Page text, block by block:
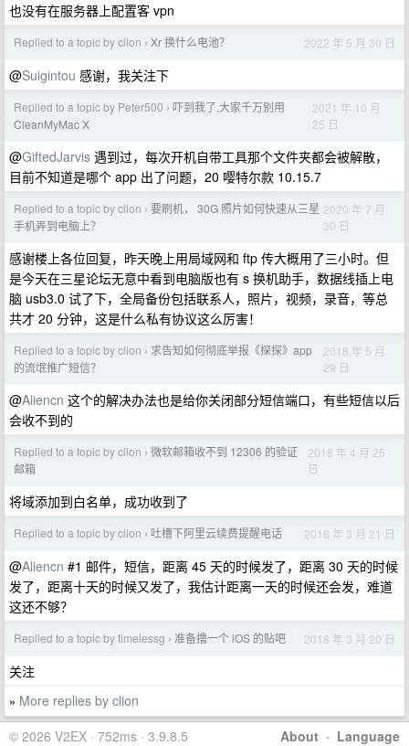
也没有在服务器上配置客 vpn
Replied to a topic by clion › Xr 换什么电池？ 2022 年 5 月 30 日
@Suigintou 感谢，我关注下
Replied to a topic by Peter500 › 吓到我了,大家千万别用
CleanMyMac X
2021 年 10 月
25 日
@GiftedJarvis 遇到过，每次开机自带工具那个文件夹都会被解散，
目前不知道是哪个 app 出了问题，20 嘤特尔款 10.15.7
Replied to a topic by clion › 要刷机， 30G 照片如何快速从三星
手机弄到电脑上？
2020 年 7 月
30 日
感谢楼上各位回复，昨天晚上用局域网和 ftp 传大概用了三小时。但
是今天在三星论坛无意中看到电脑版也有 s 换机助手，数据线插上电
脑 usb3.0 试了下，全局备份包括联系人，照片，视频，录音，等总
共才 20 分钟，这是什么私有协议这么厉害！
Replied to a topic by clion › 求告知如何彻底举报《探探》app
的流氓推广短信？
2018 年 5 月
29 日
@Aliencn 这个的解决办法也是给你关闭部分短信端口，有些短信以后
会收不到的
Replied to a topic by clion › 微软邮箱收不到 12306 的验证
邮箱
2018 年 4 月 25
日
将域添加到白名单，成功收到了
Replied to a topic by clion › 吐槽下阿里云续费提醒电话 2018 年 3 月 21 日
@Aliencn #1 邮件，短信，距离 45 天的时候发了，距离 30 天的时候
发了，距离十天的时候又发了，我估计距离一天的时候还会发，难道
这还不够？
Replied to a topic by timelessg › 准备撸一个 iOS 的贴吧 2018 年 3 月 20 日
关注
» More replies by clion
About · Language
© 2026 V2EX · 752ms · 3.9.8.5